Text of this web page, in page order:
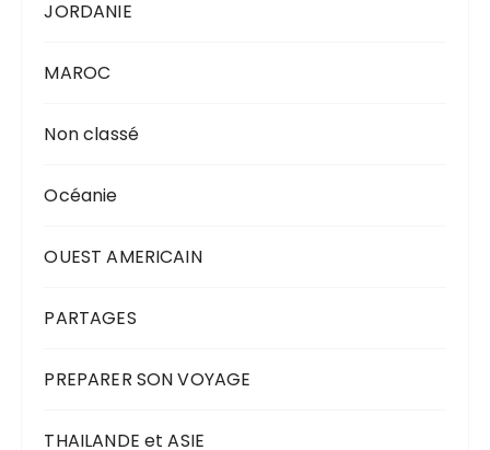
JORDANIE
MAROC
Non classé
Océanie
OUEST AMERICAIN
PARTAGES
PREPARER SON VOYAGE
THAILANDE et ASIE